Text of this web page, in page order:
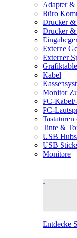
Adapter &
Büro
Drucker &
Drucker &
Externe
Externer
Kabel
Monitor
PC-
PC-
Tinte &
USB
USB
Monitore
Entdecke